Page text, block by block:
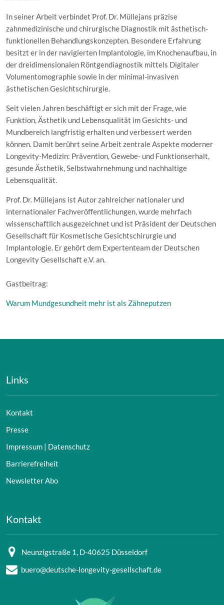
In seiner Arbeit verbindet Prof. Dr. Müllejans präzise
zahnmedizinische und chirurgische Diagnostik mit ästhetisch-
funktionellen Behandlungskonzepten. Besondere Erfahrung
besitzt er in der navigierten Implantologie, im Knochenaufbau, in
der dreidimensionalen Röntgendiagnostik mittels Digitaler
Volumentomographie sowie in der minimal-invasiven
ästhetischen Gesichtschirurgie.
Seit vielen Jahren beschäftigt er sich mit der Frage, wie
Funktion, Ästhetik und Lebensqualität im Gesichts- und
Mundbereich langfristig erhalten und verbessert werden
können. Damit berührt seine Arbeit zentrale Aspekte moderner
Longevity-Medizin: Prävention, Gewebe- und Funktionserhalt,
gesunde Ästhetik, Selbstwahrnehmung und nachhaltige
Lebensqualität.
Prof. Dr. Müllejans ist Autor zahlreicher nationaler und
internationaler Fachveröffentlichungen, wurde mehrfach
wissenschaftlich ausgezeichnet und ist Präsident der Deutschen
Gesellschaft für Kosmetische Gesichtschirurgie und
Implantologie. Er gehört dem Expertenteam der Deutschen
Longevity Gesellschaft e.V. an.
Gastbeitrag:
Warum Mundgesundheit mehr ist als Zähneputzen
Links
Kontakt
Presse
Impressum | Datenschutz
Barrierefreiheit
Newsletter Abo
Kontakt
Neunzigstraße 1, D-40625 Düsseldorf
buero@deutsche-longevity-gesellschaft.de